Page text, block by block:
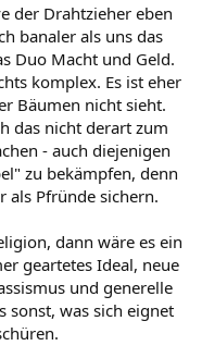
der Drahtzieher eben
banaler als uns das
Duo Macht und Geld.
komplex. Es ist eher
Bäumen nicht sieht.
das nicht derart zum
- auch diejenigen
zu bekämpfen, denn
als Pfründe sichern.
dann wäre es ein
geartetes Ideal, neue
und generelle
sonst, was sich eignet